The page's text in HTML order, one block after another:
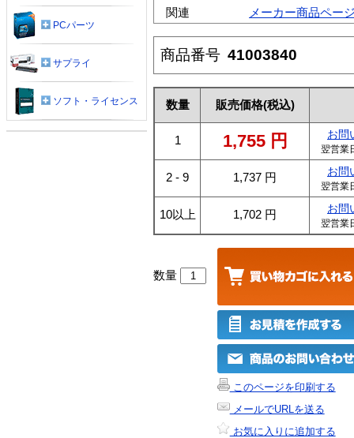
関連
メーカー商品ペー
商品番号 41003840
数量 販売価格(税込)
1 1,755 円 お問
翌営業
2 - 9 1,737 円 お問
翌営業
10以上 1,702 円 お問
翌営業
数量
このページを印刷する
メールでURLを送る
お気に入りに追加する
PCパーツ
サプライ
ソフト・ライセンス